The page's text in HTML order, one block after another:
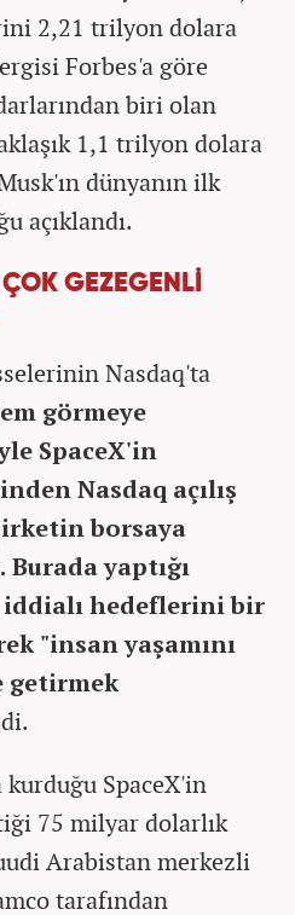
2,21 trilyon dolara
Forbes'a göre
biri olan
1,1 trilyon dolara
dünyanın ilk
açıklandı.
GEZEGENLİ
Nasdaq'ta
görmeye
SpaceX'in
Nasdaq açılış
borsaya
Burada yaptığı
iddialı hedeflerini bir
"insan yaşamını
getirmek
kurduğu SpaceX'in
75 milyar dolarlık
Arabistan merkezli
tarafından